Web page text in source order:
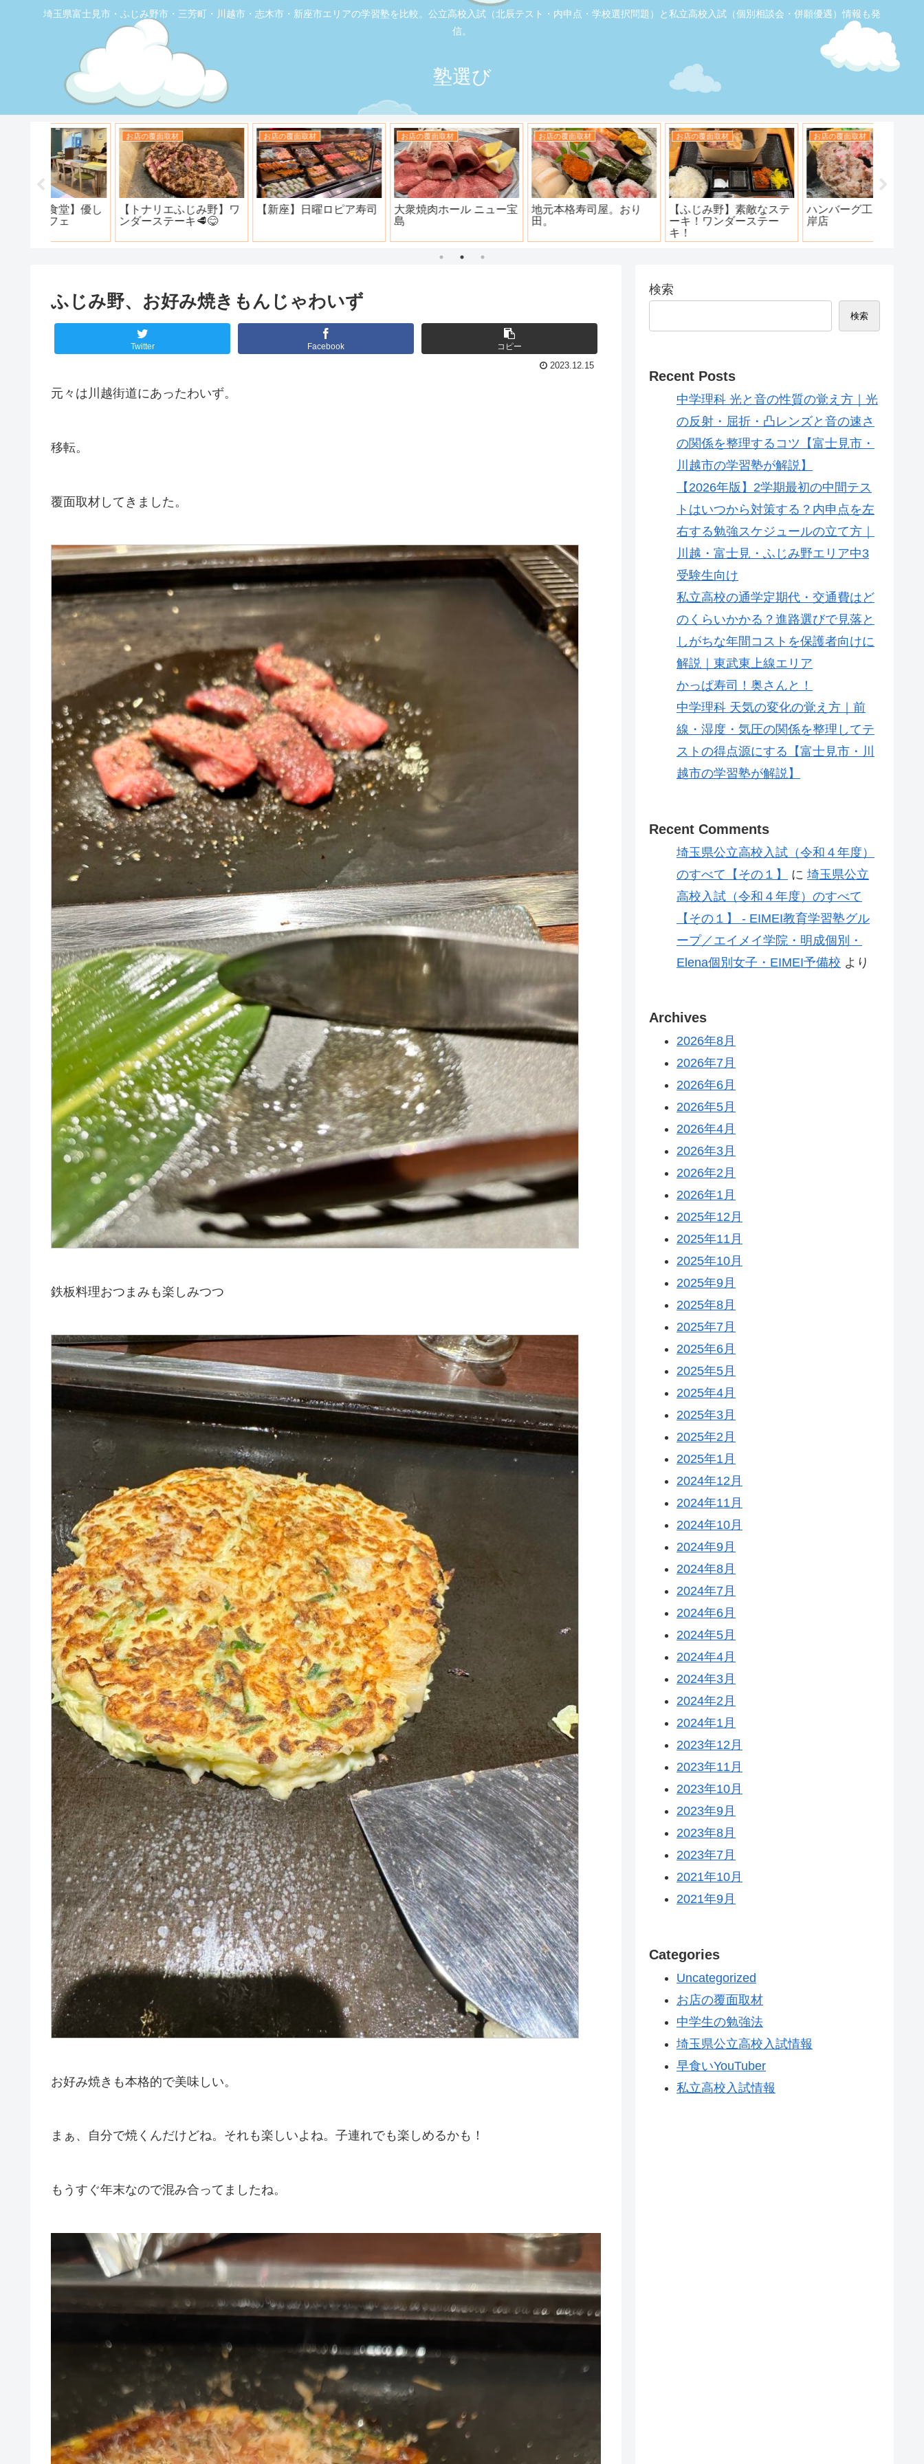
埼玉県富士見市・ふじみ野市・三芳町・川越市・志木市・新座市エリアの学習塾を比較。公立高校入試（北辰テスト・内申点・学校選択問題）と私立高校入試（個別相談会・併願優遇）情報も発
信。
塾選び
お店の覆面取材
【トナリエふじみ野】ワ
ンダーステーキ🥩😋
お店の覆面取材
【新座】日曜ロピア寿司
お店の覆面取材
大衆焼肉ホール ニュー宝
お店の覆面取材
地元本格寿司屋。おり
お店の覆面取材
【ふじみ野】素敵なステ
ーキ！ワンダーステー
お店の覆面取材
ハンバーグ工房 川越新河
岸店
ふじみ野、お好み焼きもんじゃわいず
Twitter Facebook コピー
2023.12.15
元々は川越街道にあったわいず。
移転。
覆面取材してきました。
鉄板料理おつまみも楽しみつつ
お好み焼きも本格的で美味しい。
まぁ、自分で焼くんだけどね。それも楽しいよね。子連れでも楽しめるかも！
もうすぐ年末なので混み合ってましたね。
検索
検索
Recent Posts
中学理科 光と音の性質の覚え方｜光
の反射・屈折・凸レンズと音の速さ
の関係を整理するコツ【富士見市・
川越市の学習塾が解説】
【2026年版】2学期最初の中間テス
トはいつから対策する？内申点を左
右する勉強スケジュールの立て方｜
川越・富士見・ふじみ野エリア中3
受験生向け
私立高校の通学定期代・交通費はど
のくらいかかる？進路選びで見落と
しがちな年間コストを保護者向けに
解説｜東武東上線エリア
かっぱ寿司！奥さんと！
中学理科 天気の変化の覚え方｜前
線・湿度・気圧の関係を整理してテ
ストの得点源にする【富士見市・川
越市の学習塾が解説】
Recent Comments
埼玉県公立高校入試（令和４年度）
のすべて【その１】
に 埼玉県公立
高校入試（令和４年度）のすべて
【その１】 - EIMEI教育学習塾グル
ープ／エイメイ学院・明成個別・
Elena個別女子・EIMEI予備校 より
Archives
2026年8月
2026年7月
2026年6月
2026年5月
2026年4月
2026年3月
2026年2月
2026年1月
2025年12月
2025年11月
2025年10月
2025年9月
2025年8月
2025年7月
2025年6月
2025年5月
2025年4月
2025年3月
2025年2月
2025年1月
2024年12月
2024年11月
2024年10月
2024年9月
2024年8月
2024年7月
2024年6月
2024年5月
2024年4月
2024年3月
2024年2月
2024年1月
2023年12月
2023年11月
2023年10月
2023年9月
2023年8月
2023年7月
2021年10月
2021年9月
Categories
Uncategorized
お店の覆面取材
中学生の勉強法
埼玉県公立高校入試情報
早食いYouTuber
私立高校入試情報